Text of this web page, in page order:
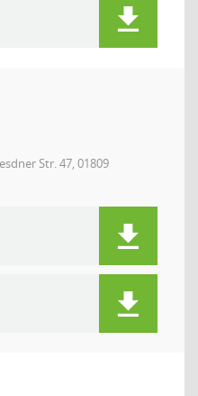
Str. 47, 01809